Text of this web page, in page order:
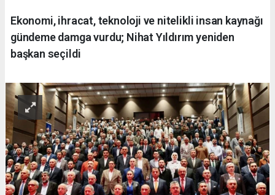
Ekonomi, ihracat, teknoloji ve nitelikli insan kaynağı
gündeme damga vurdu; Nihat Yıldırım yeniden
başkan seçildi